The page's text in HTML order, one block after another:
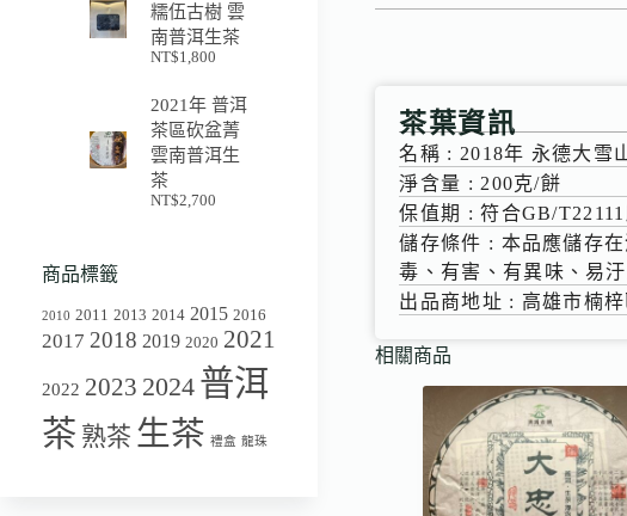
茶葉資訊
名稱 : 2018年 永德大雪
淨含量 : 200克/餅
保值期 : 符合GB/
儲存條件 : 本品應儲存
毒、有害、有異味、易
出品商地址 : 高雄市楠
相關商品
糯伍古樹 雲
南普洱生茶
NT$1,800
2021年 普洱
茶區砍盆菁
雲南普洱生
茶
NT$2,700
商品標籤
2010 2011 2013 2014 2015 2016
2017 2018 2019 2020 2021
2022 2023 2024 普洱
茶 熟茶 生茶 禮盒 龍珠